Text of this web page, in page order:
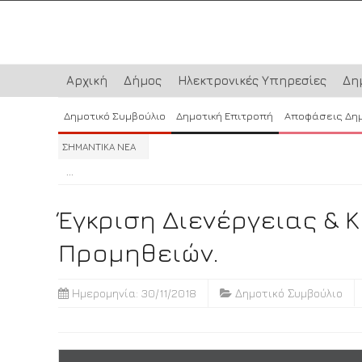
Αρχική Δήμος Ηλεκτρονικές Υπηρεσίες
Δημοτικό Συμβούλιο Δημοτική Επιτροπή Αποφάσεις
ΣΗΜΑΝΤΙΚΑ ΝΕΑ
...
Έγκριση Διενέργειας
Προμηθειών.
Ημερομηνία: 30/11/2018 Δημοτικό Συμβούλιο